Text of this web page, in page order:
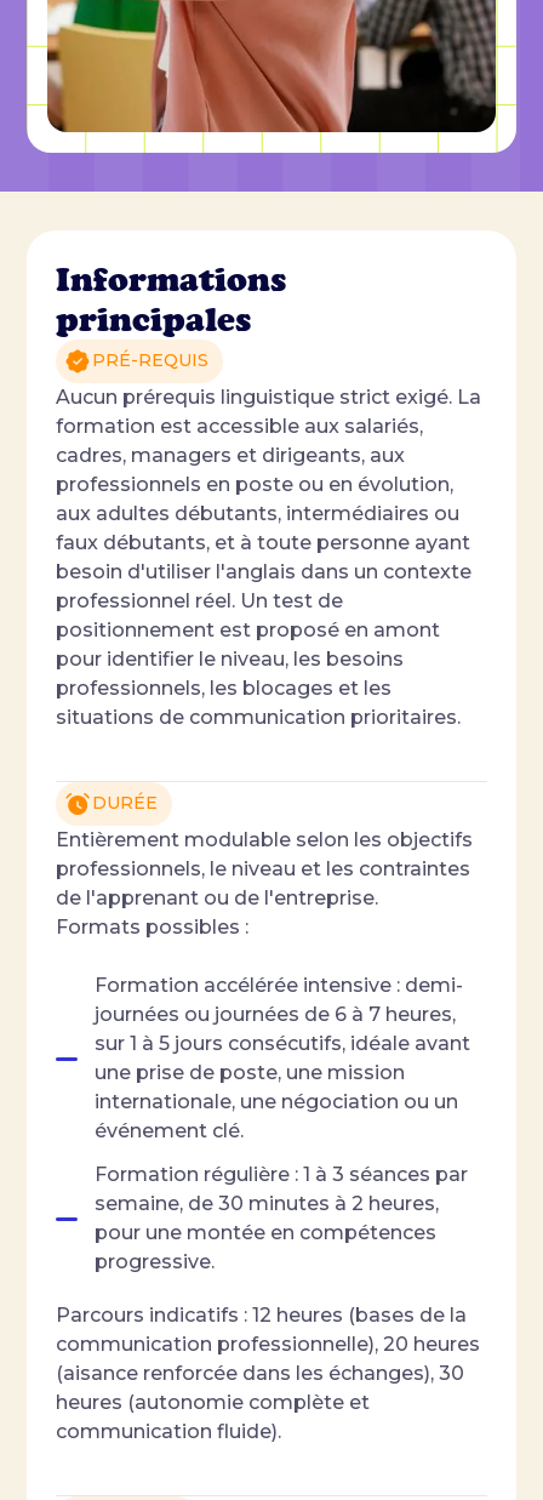
Informations
principales
PRÉ-REQUIS
Aucun prérequis linguistique strict exigé. La
formation est accessible aux salariés,
cadres, managers et dirigeants, aux
professionnels en poste ou en évolution,
aux adultes débutants, intermédiaires ou
faux débutants, et à toute personne ayant
besoin d'utiliser l'anglais dans un contexte
professionnel réel. Un test de
positionnement est proposé en amont
pour identifier le niveau, les besoins
professionnels, les blocages et les
situations de communication prioritaires.
DURÉE
Entièrement modulable selon les objectifs
professionnels, le niveau et les contraintes
de l'apprenant ou de l'entreprise.
Formats possibles :
Formation accélérée intensive : demi-
journées ou journées de 6 à 7 heures,
sur 1 à 5 jours consécutifs, idéale avant
une prise de poste, une mission
internationale, une négociation ou un
événement clé.
Formation régulière : 1 à 3 séances par
semaine, de 30 minutes à 2 heures,
pour une montée en compétences
progressive.
Parcours indicatifs : 12 heures (bases de la
communication professionnelle), 20 heures
(aisance renforcée dans les échanges), 30
heures (autonomie complète et
communication fluide).